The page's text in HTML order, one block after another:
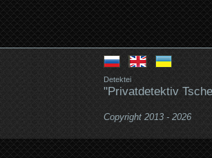
Detektei
"Privatdetektiv
Copyright 2013 - 2026